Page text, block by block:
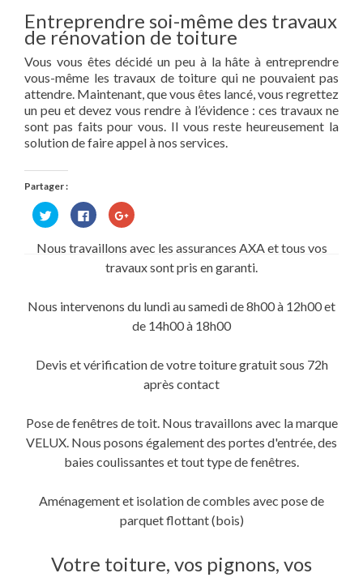
Entreprendre soi-même des travaux
de rénovation de toiture
Vous vous êtes décidé un peu à la hâte à entreprendre
vous-même les travaux de toiture qui ne pouvaient pas
attendre. Maintenant, que vous êtes lancé, vous regrettez
un peu et devez vous rendre à l’évidence : ces travaux ne
sont pas faits pour vous. Il vous reste heureusement la
solution de faire appel à nos services.
Partager :
Cliquez
pour
partager
Twitter(ouvre
Cliquez
pour
partager
sur
Facebook(ouvre
dans
une
Cliquez
pour
Google+
dans
fenêtre)
Nous travaillons avec les assurances AXA et tous vos
travaux sont pris en garanti.
Nous intervenons du lundi au samedi de 8h00 à 12h00 et
de 14h00 à 18h00
Devis et vérification de votre toiture gratuit sous 72h
après contact
Pose de fenêtres de toit. Nous travaillons avec la marque
VELUX. Nous posons également des portes d'entrée, des
baies coulissantes et tout type de fenêtres.
Aménagement et isolation de combles avec pose de
parquet flottant (bois)
Votre toiture, vos pignons, vos